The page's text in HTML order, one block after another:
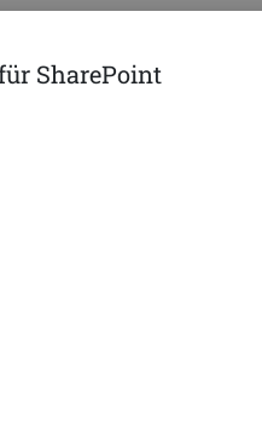
SharePoint